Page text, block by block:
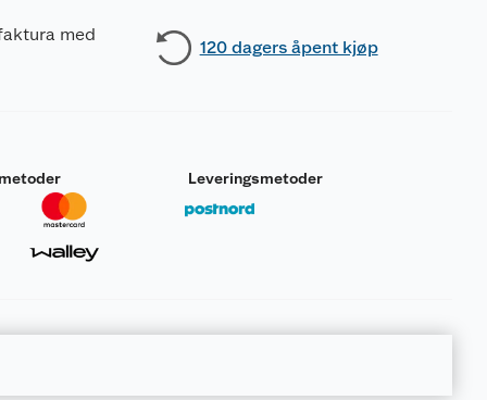
med
120 dagers åpent kjøp
Leveringsmetoder